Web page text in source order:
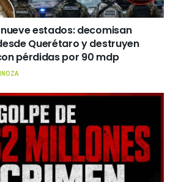
estados: decomisan
Querétaro y destruyen
pérdidas por 90 mdp